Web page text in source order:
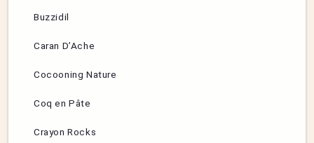
Buzzidil
Caran D’Ache
Cocooning Nature
Coq en Pâte
Crayon Rocks